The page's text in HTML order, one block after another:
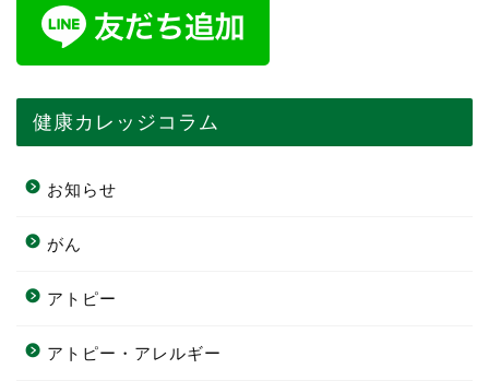
健康カレッジコラム
お知らせ
がん
アトピー
アトピー・アレルギー